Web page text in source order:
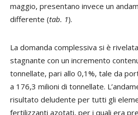
maggio, presentano invece un
differente (tab. 1).
La domanda complessiva si è
stagnante con un incremento
tonnellate, pari allo 0,1%, tale da
a 176,3 milioni di tonnellate.
risultato deludente per tutti gli
fertilizzanti azotati, per i quali era